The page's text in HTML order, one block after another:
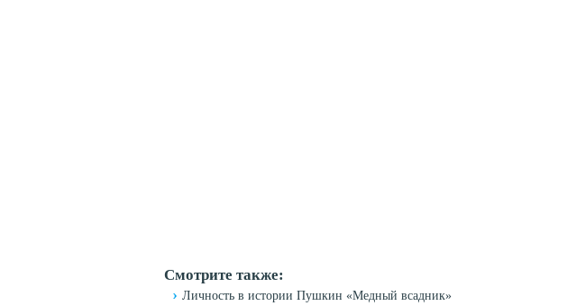
Смотрите также:
Личность в истории Пушкин «Медный всадник»